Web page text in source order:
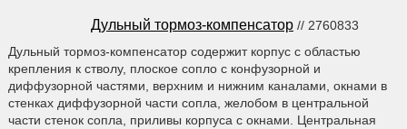
Дульный тормоз-компенсатор // 2760833
Дульный тормоз-компенсатор содержит корпус с областью
крепления к стволу, плоское сопло с конфузорной и
диффузорной частями, верхним и нижним каналами, окнами в
стенках диффузорной части сопла, желобом в центральной
части стенок сопла, приливы корпуса с окнами. Центральная